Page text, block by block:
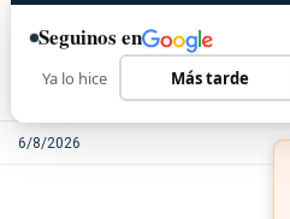
6/8/2026
Seguinos en
Ya lo hice Más tarde